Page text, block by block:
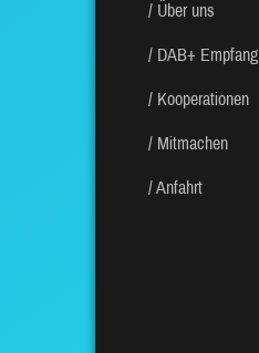
Über uns
DAB+ Empfang
Kooperationen
Mitmachen
Anfahrt